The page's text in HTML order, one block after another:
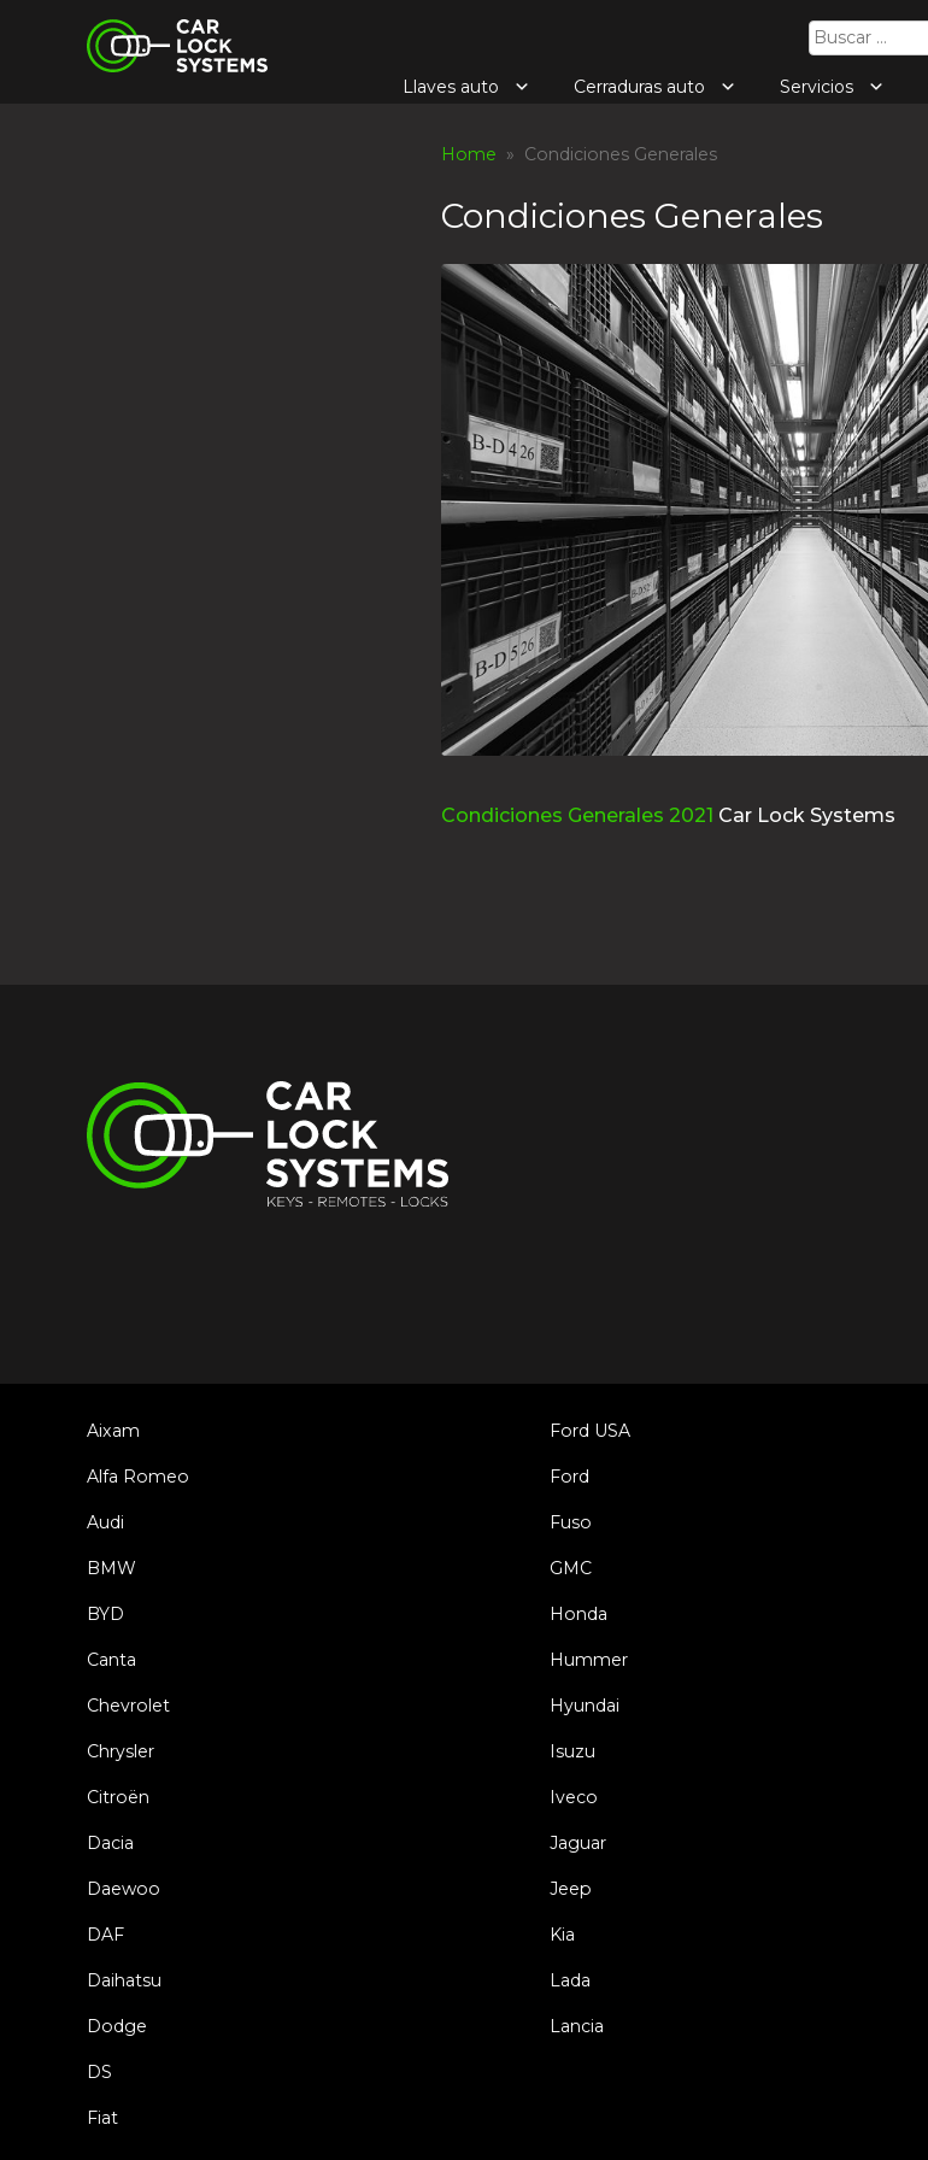
Car Lock Systems Buscar:
Llaves auto Cerraduras auto Servicios
Home » Condiciones Generales
Condiciones Generales
Condiciones Generales 2021 Car Lock Systems
Aixam
Alfa Romeo
Audi
BMW
BYD
Canta
Chevrolet
Chrysler
Citroën
Dacia
Daewoo
DAF
Daihatsu
Dodge
DS
Fiat
Ford USA
Ford
Fuso
GMC
Honda
Hummer
Hyundai
Isuzu
Iveco
Jaguar
Jeep
Kia
Lada
Lancia